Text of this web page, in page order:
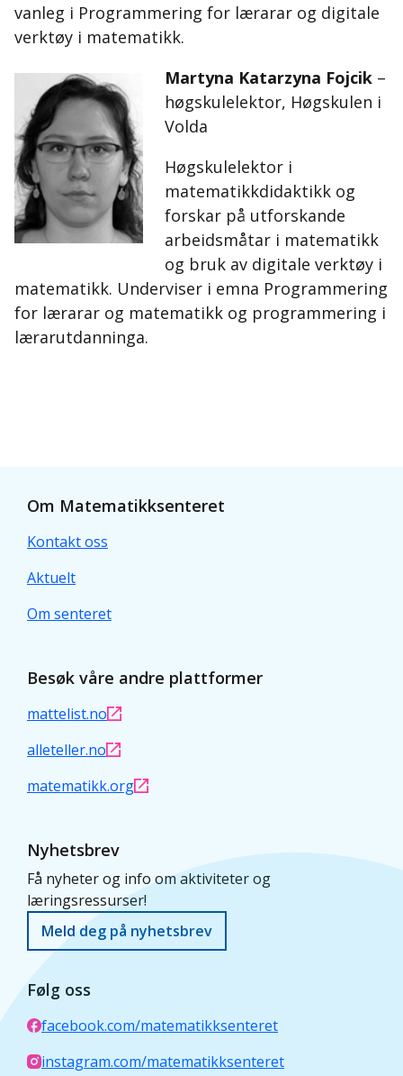
vanleg i Programmering for lærarar og digitale
verktøy i matematikk.
Martyna Katarzyna Fojcik –
høgskulelektor, Høgskulen i
Volda
Høgskulelektor i
matematikkdidaktikk og
forskar på utforskande
arbeidsmåtar i matematikk
og bruk av digitale verktøy i
matematikk. Underviser i emna Programmering
for lærarar og matematikk og programmering i
lærarutdanninga.
Om Matematikksenteret
Kontakt oss
Aktuelt
Om senteret
Besøk våre andre plattformer
mattelist.no
alleteller.no
matematikk.org
Nyhetsbrev
Få nyheter og info om aktiviteter og
læringsressurser!
Meld deg på nyhetsbrev
Følg oss
facebook.com/matematikksenteret
instagram.com/matematikksenteret